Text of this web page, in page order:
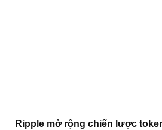
Ripple mở rộng chiến lược